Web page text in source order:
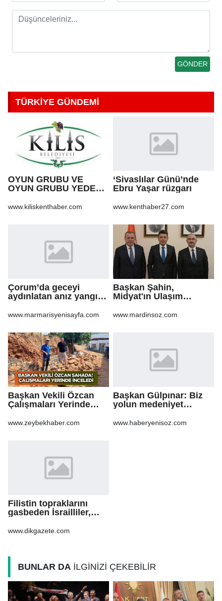
TÜRKİYE GÜNDEMİ
OYUN GRUBU VE
OYUN GRUBU YEDEK
www.kiliskenthaber.com
‘Sivaslılar Günü’nde
Ebru Yaşar rüzgarı
www.kenthaber27.com
Çorum’da geceyi
aydınlatan anız yangını
www.marmarisyenisayfa.com
Başkan Şahin,
Midyat'ın Ulaşım
Taşıdı
www.mardinsoz.com
Başkan Vekili Özcan
Çalışmaları Yerinde
www.zeybekhaber.com
Başkan Gülpınar: Biz
yolun medeniyet
www.haberyenisoz.com
Filistin topraklarını
gasbeden İsrailliler,
Şeria’daki saldırılarını
www.dikgazete.com
BUNLAR DA İLGİNİZİ ÇEKEBİLİR